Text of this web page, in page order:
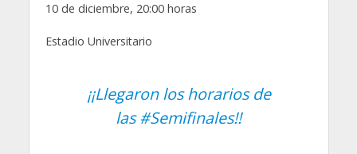
10 de diciembre, 20:00 horas
Estadio Universitario
¡¡Llegaron los horarios de
las#Semifinales!!